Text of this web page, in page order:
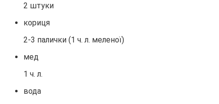
2 штуки
кориця
2-3 палички (1 ч. л. меленої)
мед
1 ч. л.
вода